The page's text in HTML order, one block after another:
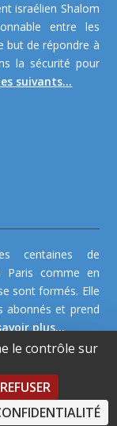
israélien Shalom
entre les
but de répondre à
la sécurité pour
suivants...
centaines de
Paris comme en
sont formés. Elle
abonnés et prend
plus...
de site
le contrôle sur